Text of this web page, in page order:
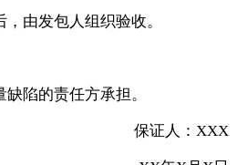
由发包人组织验收。
陷的责任方承担。
保证人：XXX